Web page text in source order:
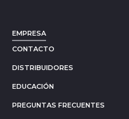
EMPRESA
CONTACTO
DISTRIBUIDORES
EDUCACIÓN
PREGUNTAS FRECUENTES